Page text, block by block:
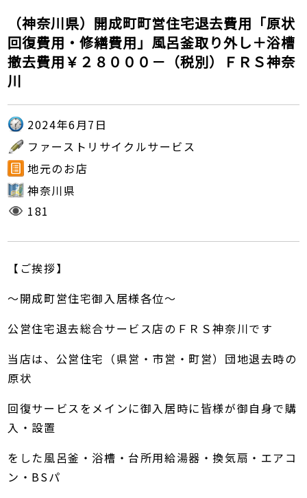
（神奈川県）開成町町営住宅退去費用「原状
回復費用・修繕費用」風呂釜取り外し＋浴槽
撤去費用￥２８０００－（税別）ＦＲＳ神奈
川
2024年6月7日
ファーストリサイクルサービス
地元のお店
神奈川県
181
【ご挨拶】
～開成町営住宅御入居様各位～
公営住宅退去総合サービス店のＦＲＳ神奈川です
当店は、公営住宅（県営・市営・町営）団地退去時の
原状
回復サービスをメインに御入居時に皆様が御自身で購
入・設置
をした風呂釜・浴槽・台所用給湯器・換気扇・エアコ
ン・BSパ